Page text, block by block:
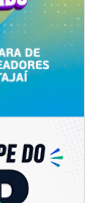
com diversas